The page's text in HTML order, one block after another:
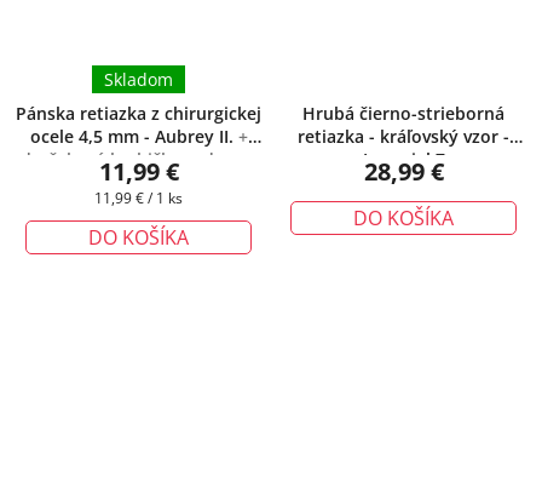
Pánska retiazka z chirurgickej
ocele 4,5 mm - Aubrey II. +
darčeková krabička zadarmo
Skladom
11,99 €
Jednotková
11,99 € / 1 ks
DO KOŠÍKA
Hrubá čierno-strieborná
retiazka - kráľovský vzor -
Imperial 7
28,99 €
DO KOŠÍKA